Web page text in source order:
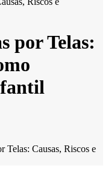
por Telas:
Telas: Causas, Riscos e